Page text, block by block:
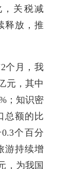
关税减
释放，推
个月，我
元，其中
；知识密
总额的比
个百分
游持续增
，为我国